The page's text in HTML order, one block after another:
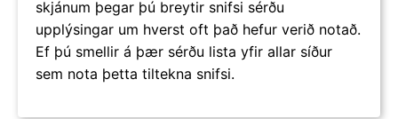
skjánum þegar þú breytir snifsi sérðu
upplýsingar um hverst oft það hefur verið notað.
Ef þú smellir á þær sérðu lista yfir allar síður
sem nota þetta tiltekna snifsi.